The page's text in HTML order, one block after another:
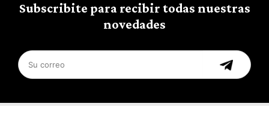
Subscribite para recibir todas nuestras
novedades